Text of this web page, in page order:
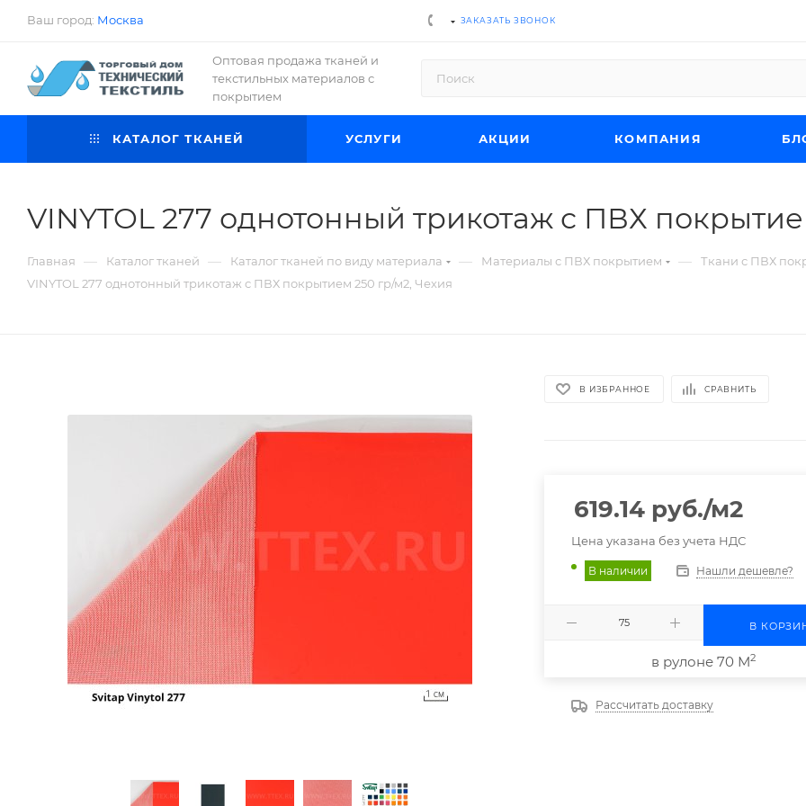
Ваш город: Москва ЗАКАЗАТЬ ЗВОНОК
Оптовая продажа тканей и
текстильных материалов с
покрытием
КАТАЛОГ ТКАНЕЙ УСЛУГИ АКЦИИ КОМПАНИЯ
VINYTOL 277 однотонный трикотаж с ПВХ
Главная — Каталог тканей — Каталог тканей по виду материала — Материалы с ПВХ покрытием —
Ткани с ПВХ
VINYTOL 277 однотонный трикотаж с ПВХ покрытием 250 гр/м2, Чехия
В ИЗБРАННОЕ СРАВНИТЬ
619.14 руб./м2
Цена указана без учета НДС
В наличии Нашли дешевле?
В
в рулоне 70 М2
Рассчитать доставку